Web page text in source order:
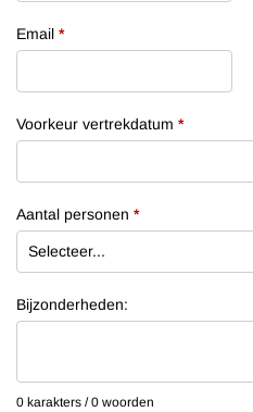
Email *
Voorkeur vertrekdatum *
Aantal personen *
Bijzonderheden:
0 karakters / 0 woorden